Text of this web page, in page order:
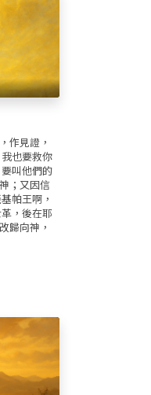
作見證，
也要救你
叫他們的
；又因信
帕王啊，
，後在耶
歸向神，